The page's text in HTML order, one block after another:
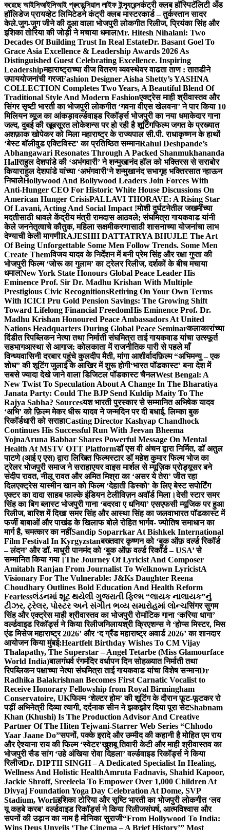
করেছে আইসিআইসিআই প্রুডেন্সিয়াল লাইফ ইন্স্যুরেন্সकंट्री क्लब हॉस्पिटॅलिटी अँड
हॉलिडेज प्रायव्हेट लिमिटेडने कंट्री क्लब मास्टरकार्ड – तुर्कस्तान सादर
केले.जुग-जुग जीने की दुआ वाला भोजपुरी लोकगीत रिलीज, प्रियंका सिंह और
इशिका तोरिया की जोड़ी ने मचाया धमालMr. Hitesh Nihalani: Two
Decades Of Building Trust In Real EstateDr. Basant Goel To
Grace Asia Excellence & Leadership Awards 2026 As
Distinguished Guest Celebrating Excellence. Inspiring
Leadershipमहाराष्ट्राच्या वीज वितरण व्यवस्थेवर वाढता ताण : तातडीने
उपाययोजनांची गरजFashion Designer Aisha Shetty’s YASHNA
COLLECTION Completes Two Years, A Beautiful Blend Of
Traditional Style And Modern Fashionएक्ट्रेस माही श्रीवास्तव और
सिंगर सृष्टी भारती का भोजपुरी लोकगीत ‘गवना वीएस खेलवना’ ने पार किया 10
मिलियन व्यूज का आंकड़ावर्ल्डवाइड रिकॉर्ड्स भोजपुरी का नया धमाकेदार गाना
जल्द, दुबई की खूबसूरत लोकेशन्स पर हो रही है शूटिंगफिल्म जगत के प्रख्यात
अशफ़ाक खोपेकर को मिला महाराष्ट्र के राज्यपाल सी.पी. राधाकृष्णन के हाथों
‘बेस्ट बॉलीवुड एक्टिविस्ट’ का प्रतिष्ठित सम्मानRahul Deshpande’s
Abhangawari Resonates Through A Packed Shanmukhananda
Hallराहुल देशपांडे की ‘अभंगवारी’ ने शन्मुखानंद हॉल को भक्तिरस से सराबोर
कियाराहुल देशपांडे यांच्या ‘अभंगवारी’ने शन्मुखानंद सभागृह भक्तिरसात न्हाऊन
निघालेHollywood And Bollywood Leaders Join Forces With
Anti-Hunger CEO For Historic White House Discussions On
American Hunger CrisisPALLAVI THORAVE: A Rising Star
Of Lavani, Acting And Social Impact !मोशी दुर्घटनेतील जखमींच्या
मदतीसाठी धावले केंद्रीय मंत्री रामदास आठवले; संघमित्रा गायकवाड यांनी
केले जननेतृत्वाचे कौतुक, महिला सक्षमीकरणासाठी शासनाच्या योजनांचा लाभ
देण्याची केली मागणीRAJESHH DATTATRYA BHUJLE The Art
Of Being Unforgettable Some Men Follow Trends. Some Men
Create Themविजय यादव के निर्देशन में बनी प्रेम सिंह और रक्षा गुप्ता की
भोजपुरी फिल्म ‘जोरू का गुलाम’ का ट्रेलर रिलीज, दर्शकों के बीच मचाया
धमालNew York State Honours Global Peace Leader His
Eminence Prof. Sir Dr. Madhu Krishan With Multiple
Prestigious Civic RecognitionsRetiring On Your Own Terms
With ICICI Pru Gold Pension Savings: The Growing Shift
Toward Lifelong Financial FreedomHis Eminence Prof. Dr.
Madhu Krishan Honoured Peace Ambassadors At United
Nations Headquarters During Global Peace Seminarकलाकारांच्या
दिंडीत रिपब्लिकन नेत्या तथा निर्माती संघमित्रा ताई गायकवाड यांचा उत्स्फूर्त
सहभागआस्था से आगाज: कोलकाता में राजनीतिक पारी से पहले माँ
विन्ध्यवासिनी दरबार पहुंचे कुलदीप मैती, मांगा आशीर्वादफ़िल्म “अभिमन्यु – एक
शोध” की शूटिंग जुलाई के आखिर में शुरू होगी‘भारत पॉडकास्ट’ बना देश में
सबसे ज्यादा देखे जाने वाला डिजिटल पॉडकास्ट चैनलWest Bengal: A
New Twist To Speculation About A Change In The Bharatiya
Janata Party: Could The BJP Send Kuldip Maity To The
Rajya Sabha? Sourcesयश भारती पुरस्कार से सम्मानित अभिषेक यादव
‘अभि’ को फ़िल्म मेकर धीरू यादव ने जन्मदिन पर दी बधाई, लिम्का बुक
रिकॉर्डधारी को सराहाCasting Director Kashyap Chandhock
Continues His Successful Run With Jeevan Bheema
YojnaAruna Babbar Shares Powerful Message On Mental
Health At MSTV OTT Platformडॉ एस वी अंचन द्वारा निर्मित, डॉ अतुल
पाटणे (आई ए एस) द्वारा लिखित फिल्मस्टार डॉ महेश कुमार फिल्म भोज का
ट्रेलर भोजपुरी समाज ने सराहाएयर वाइस मार्शल से म्यूज़िक प्रोड्यूसर बने
संदीप रावत, नीलू रावत और अमित मिश्रा का ‘असर ये तेरा’ जीत रहा
दिलएक्ट्रेस यास्मीन खान को फिल्म ‘देहाती डिस्को’ के लिए बेस्ट सपोर्टिंग
एक्टर का दादा साहब फाल्के इंडियन टेलीविज़न अवॉर्ड मिला।देसी स्टार समर
सिंह का बिग ब्लास्ट भोजपुरी गाना ‘बदरवा ए धनिया’ एसएफसी म्यूजिक पर हुआ
रिलीज, बारिश में दिखा समर सिंह और आस्था सिंह का जलवाभारत पॉडकास्ट में
फर्जी बाबाओं और पाखंड के खिलाफ बोले रोहित भार्गव- ज्योतिष समाधान का
मार्ग है, चमत्कार का नहींSandip Soparrkar At Bishkek International
Film Festival In Kyrgyzstanबख्तवार कृष्णन को ‘बुक ऑफ़ वर्ल्ड रिकॉर्ड
– लंदन’ और डॉ. माधुरी पानमंद को ‘बुक ऑफ़ वर्ल्ड रिकॉर्ड – USA’ से
सम्मानित किया गया।The Journey Of Lyricist And Composer
Amitabh Ranjan From Journalist To Welknown LyricistA
Visionary For The Vulnerable: J&Ks Daughter Reena
Choudhary Outlines Bold Education And Health Reform
Fearlessલંડનમાં શૂટ થયેલી ગુજરાતી ફિલ્મ “લાયક નાલાયક”નું
ટીઝર, ટ્રેલર, પોસ્ટર અને સંગીત ભવ્ય સમારોહમાં લોન્ચसिंगर सुगम
सिंह और एक्ट्रेस माही श्रीवास्तव का भोजपुरी रोमांटिक गाना ‘करिया धागा’
वर्ल्डवाइड रिकॉर्ड्स ने किया रिलीजनिलायश्री क्रिएशन्स ने ‘होप्स मिस्टर, मिस
एंड मिसेज महाराष्ट्र 2026’ और ‘द ग्रैंड महाराष्ट्र अवार्ड 2026’ का शानदार
आयोजन किया मुंबई:Heartfelt Birthday Wishes To CM Vijay
Thalapathy, The Superstar – Angel Tetarbe (Miss Glamourface
World India)बालगंधर्व रंगमंदिर वर्धापन दिन सोहळ्यात निर्माती तथा
रिपब्लिकन पक्षाच्या नेत्या संघमित्रा ताई गायकवाड यांचा विशेष सन्मानDr
Radhika Balakrishnan Becomes First Carnatic Vocalist to
Receive Honorary Fellowship from Royal Birmingham
Conservatoire, UKफिल्म ‘शेल्टर होम’ की शूटिंग के दौरान फूट-फूटकर रो
पड़ीं अभिनेत्री दिव्या त्यागी, दर्दनाक सीन ने झकझोर दिया पूरा सेटShabnam
Khan (Khushi) Is The Production Advisor And Creative
Partner Of The Hiten Tejwani-Starrer Web Series “Chhodo
Yaar Jaane Do”सपनों, पक्के इरादे और उम्मीद की कहानी है मोहित एम राय
और ऐश्याना राय की फिल्म ‘स्वेटर’खुशबू तिवारी केटी और माही श्रीवास्तव का
भोजपुरी सैड सांग ‘उहे अंखिया रोवा दिहला’ वर्ल्डवाइड रिकॉर्ड्स ने किया
रिलीजDr. DIPTII SINGH – A Dedicated Specialist In Healing,
Wellness And Holistic HealthAmruta Fadnavis, Shahid Kapoor,
Jackie Shroff, Sreeleela To Empower Over 1,000 Children At
Divyaj Foundation Yoga Day Celebration At Dome, SVP
Stadium, Worliइशिका टोरिया और सृष्टि भारती का भोजपुरी लोकगीत ‘लव
यू कहबे करब’ वर्ल्डवाइड रिकॉर्ड्स ने किया रिलीजसंघर्ष, आत्मविश्वास और
सपनों की उड़ान का नाम है मोनिका सुराजी“From Hollywood To India:
Wins Deus Unveils ‘The Cinema – A Brief History’” Most